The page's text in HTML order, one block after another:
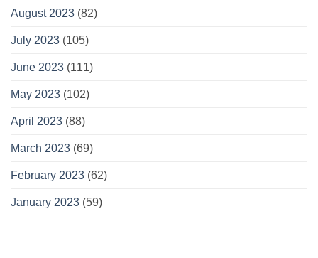
August 2023 (82)
July 2023 (105)
June 2023 (111)
May 2023 (102)
April 2023 (88)
March 2023 (69)
February 2023 (62)
January 2023 (59)